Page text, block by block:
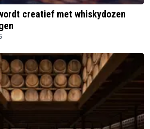
creatief met whiskydozen